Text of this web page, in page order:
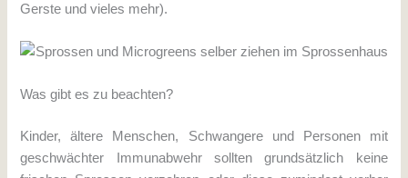
Gerste und vieles mehr).
Was gibt es zu beachten?
Kinder, ältere Menschen, Schwangere und Personen mit
geschwächter Immunabwehr sollten grundsätzlich keine